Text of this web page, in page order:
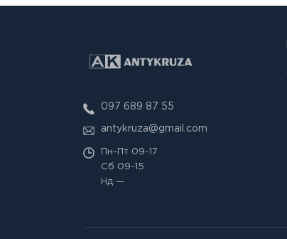
097 689 87 55
antykruza@gmail.com
Пн-Пт 09-17
Сб 09-15
Нд —